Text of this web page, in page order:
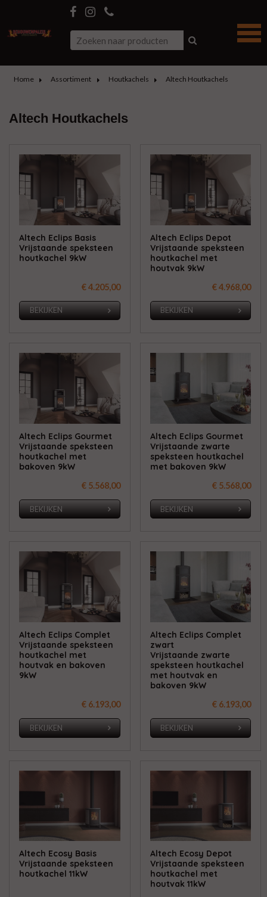
Home Assortiment Houtkachels Altech Houtkachels
Altech Houtkachels
Altech Eclips Basis
Vrijstaande speksteen
houtkachel 9kW
€ 4.205,00
BEKIJKEN
Altech Eclips Depot
Vrijstaande speksteen
houtkachel met
houtvak 9kW
€ 4.968,00
BEKIJKEN
Altech Eclips Gourmet
Vrijstaande speksteen
houtkachel met
bakoven 9kW
€ 5.568,00
BEKIJKEN
Altech Eclips Gourmet
Vrijstaande zwarte
speksteen houtkachel
met bakoven 9kW
€ 5.568,00
BEKIJKEN
Altech Eclips Complet
Vrijstaande speksteen
houtkachel met
houtvak en bakoven
9kW
€ 6.193,00
BEKIJKEN
Altech Eclips Complet
zwart
Vrijstaande zwarte
speksteen houtkachel
met houtvak en
bakoven 9kW
€ 6.193,00
BEKIJKEN
Altech Ecosy Basis
Vrijstaande speksteen
houtkachel 11kW
Altech Ecosy Depot
Vrijstaande speksteen
houtkachel met
houtvak 11kW